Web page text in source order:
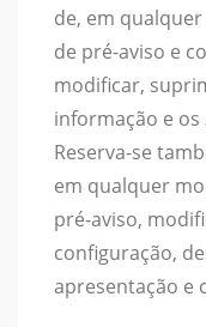
de, em
de pré-aviso e
modificar,
informação e
Reserva-se
em qualquer
pré-aviso,
configuração,
apresentação e